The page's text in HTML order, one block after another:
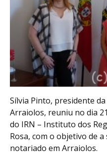
Sílvia Pinto, presidente
Arraiolos, reuniu no dia
do IRN – Instituto dos
Rosa, com o objetivo de
notariado em Arraiolos.